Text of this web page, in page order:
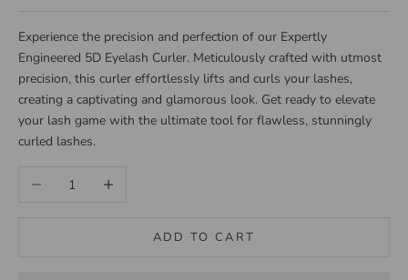
Experience the precision and perfection of our Expertly
Engineered 5D Eyelash Curler. Meticulously crafted with utmost
precision, this curler effortlessly lifts and curls your lashes,
creating a captivating and glamorous look. Get ready to elevate
your lash game with the ultimate tool for flawless, stunningly
curled lashes.
Decrease quantityIncrease quantity
ADD TO CART